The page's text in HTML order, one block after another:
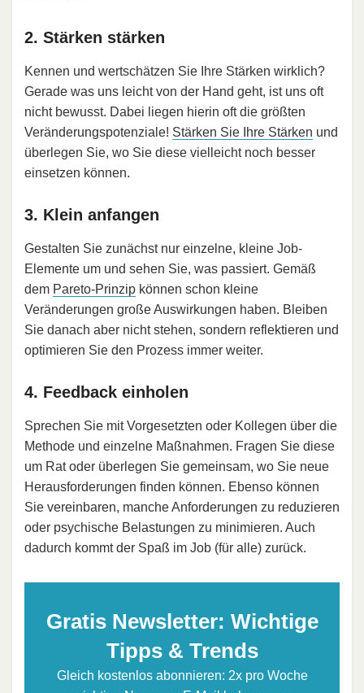
2. Stärken stärken
Kennen und wertschätzen Sie Ihre Stärken wirklich?
Gerade was uns leicht von der Hand geht, ist uns oft
nicht bewusst. Dabei liegen hierin oft die größten
Veränderungspotenziale! Stärken Sie Ihre Stärken und
überlegen Sie, wo Sie diese vielleicht noch besser
einsetzen können.
3. Klein anfangen
Gestalten Sie zunächst nur einzelne, kleine Job-
Elemente um und sehen Sie, was passiert. Gemäß
dem Pareto-Prinzip können schon kleine
Veränderungen große Auswirkungen haben. Bleiben
Sie danach aber nicht stehen, sondern reflektieren und
optimieren Sie den Prozess immer weiter.
4. Feedback einholen
Sprechen Sie mit Vorgesetzten oder Kollegen über die
Methode und einzelne Maßnahmen. Fragen Sie diese
um Rat oder überlegen Sie gemeinsam, wo Sie neue
Herausforderungen finden können. Ebenso können
Sie vereinbaren, manche Anforderungen zu reduzieren
oder psychische Belastungen zu minimieren. Auch
dadurch kommt der Spaß im Job (für alle) zurück.
Gratis Newsletter: Wichtige
Tipps & Trends
Gleich kostenlos abonnieren: 2x pro Woche